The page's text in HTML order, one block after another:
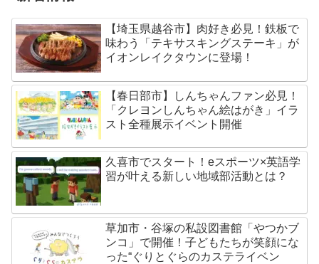
【埼玉県越谷市】肉好き必見！鉄板で
味わう「テキサスキングステーキ」が
イオンレイクタウンに登場！
【春日部市】しんちゃんファン必見！
「クレヨンしんちゃん絵はがき」イラ
スト全種展示イベント開催
久喜市でスタート！eスポーツ×英語学
習が叶える新しい地域部活動とは？
草加市・谷塚の私設図書館「やつかブ
ンコ」で開催！子どもたちが笑顔にな
った“ぐりとぐらのカステライベン